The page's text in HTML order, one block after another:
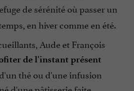
de sérénité où passer un
en hiver comme en été.
Aude et François
de l'instant présent
thé ou d'une infusion